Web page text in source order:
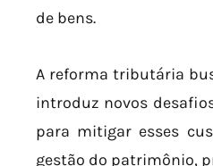
de bens.
A reforma tributária
introduz novos
para mitigar esses
gestão do patrimônio,